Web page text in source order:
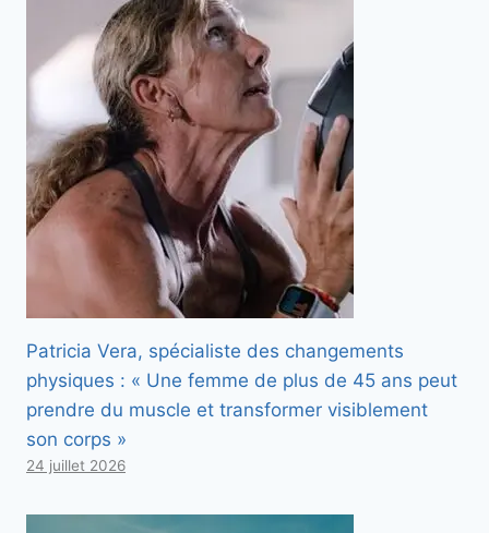
Patricia Vera, spécialiste des changements
physiques : « Une femme de plus de 45 ans peut
prendre du muscle et transformer visiblement
son corps »
24 juillet 2026